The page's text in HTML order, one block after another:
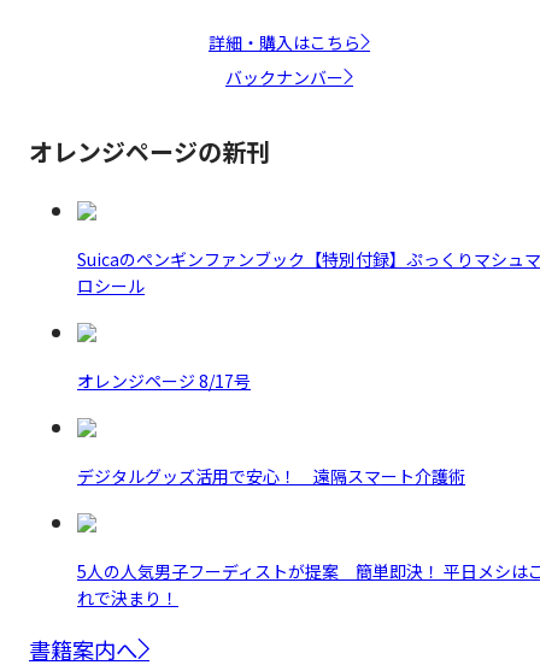
詳細・購入はこちら
バックナンバー
オレンジページの新刊
Suicaのペンギンファンブック【特別付録】ぷっくりマシュマ
ロシール
オレンジページ 8/17号
デジタルグッズ活用で安心！ 遠隔スマート介護術
5人の人気男子フーディストが提案 簡単即決！ 平日メシは
れで決まり！
書籍案内へ